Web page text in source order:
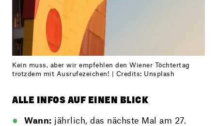
Kein muss, aber wir empfehlen den Wiener Töchtertag
trotzdem mit Ausrufezeichen! | Credits: Unsplash
ALLE INFOS AUF EINEN BLICK
Wann: jährlich, das nächste Mal am 27.